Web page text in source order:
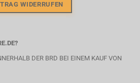
WIDERRUFEN
DER BRD BEI EINEM KAUF VON